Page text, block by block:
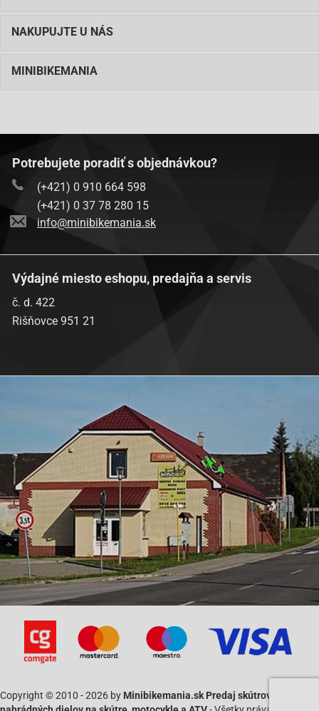
NAKUPUJTE U NÁS
MINIBIKEMANIA
Potrebujete poradiť s objednávkou?
(+421) 0 910 664 598
(+421) 0 37 78 280 15
info@minibikemania.sk
Výdajné miesto eshopu, predajňa a servis
č. d. 422
Rišňovce 951 21
Copyright © 2010 - 2026 by Minibikemania.sk Predaj skútrov SYM a